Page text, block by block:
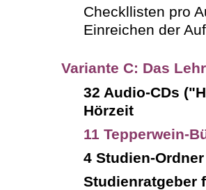
Checkllisten pro
Einreichen der
Variante C: Das
32 Audio-CDs
Hörzeit
11 Tepperwein-
4 Studien-
Studienratgeber